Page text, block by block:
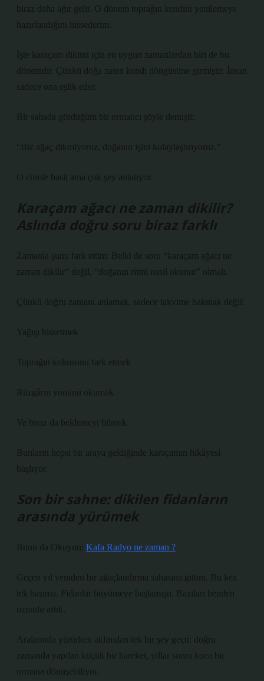
biraz daha ağır gelir. O dönem toprağın kendini yenilemeye
hazırlandığını hissederim.
İşte karaçam dikimi için en uygun zamanlardan biri de bu
dönemdir. Çünkü doğa zaten kendi döngüsüne girmiştir. İnsan
sadece ona eşlik eder.
Bir sahada gördüğüm bir ormancı şöyle demişti:
“Biz ağaç dikmiyoruz, doğanın işini kolaylaştırıyoruz.”
O cümle basit ama çok şey anlatıyor.
Karaçam ağacı ne zaman dikilir?
Aslında doğru soru biraz farklı
Zamanla şunu fark ettim: Belki de soru “karaçam ağacı ne
zaman dikilir” değil, “doğanın ritmi nasıl okunur” olmalı.
Çünkü doğru zamanı anlamak, sadece takvime bakmak değil:
Yağışı hissetmek
Toprağın kokusunu fark etmek
Rüzgârın yönünü okumak
Ve biraz da beklemeyi bilmek
Bunların hepsi bir araya geldiğinde karaçamın hikâyesi
başlıyor.
Son bir sahne: dikilen fidanların
arasında yürümek
Bunu da Okuyun: Kafa Radyo ne zaman ?
Geçen yıl yeniden bir ağaçlandırma sahasına gittim. Bu kez
tek başıma. Fidanlar büyümeye başlamıştı. Bazıları benden
uzundu artık.
Aralarında yürürken aklımdan tek bir şey geçti: doğru
zamanda yapılan küçük bir hareket, yıllar sonra koca bir
ormana dönüşebiliyor.